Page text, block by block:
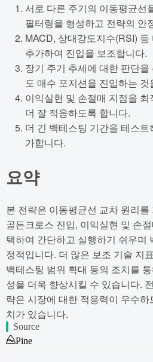
서로 다른 주기의 이동평균선
필터링을 형성하고 전략의 안
MACD, 상대강도지수(RSI)
추가하여 진입을 보조합니다.
장기 주기 추세에 대한 판단
도 매수 포지션을 진입하는 것
이익실현 및 손절매 지점을
더 잘 적응하도록 합니다.
더 긴 백테스팅 기간을 테스
가합니다.
요약
본 전략은 이동평균선 교차 원리
골든크로스 진입, 이익실현 및 손
택하여 간단하고 실행하기 쉬우며
정적입니다. 더 많은 보조 기술 지
백테스팅 범위 확대 등의 조치를
성을 더욱 향상시킬 수 있습니다.
략은 시장에 대한 적응력이 우수
치가 있습니다.
Source
Pine